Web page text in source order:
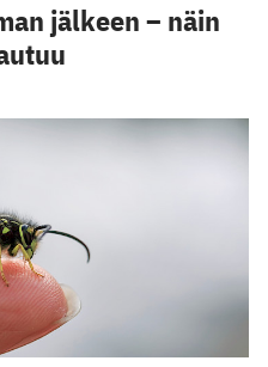
jälkeen – näin